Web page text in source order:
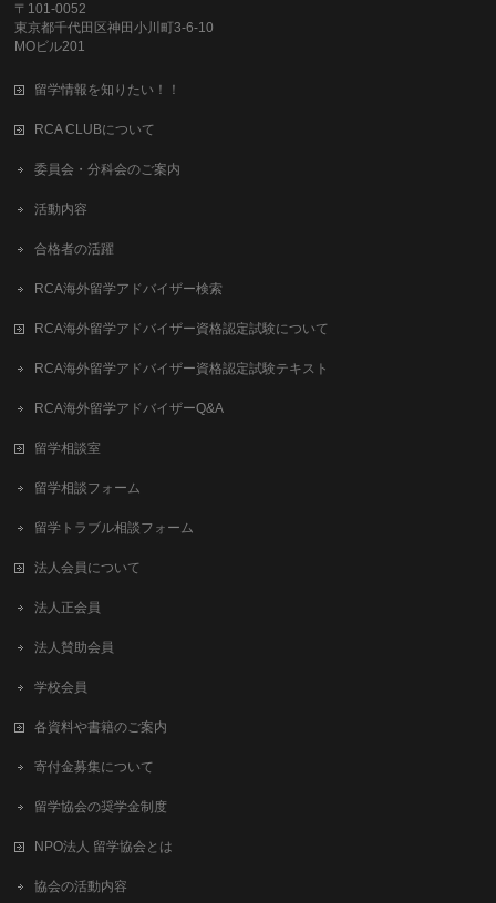
〒101-0052
東京都千代田区神田小川町3-6-10
MOビル201
留学情報を知りたい！！
RCA CLUBについて
委員会・分科会のご案内
活動内容
合格者の活躍
RCA海外留学アドバイザー検索
RCA海外留学アドバイザー資格認定試験について
RCA海外留学アドバイザー資格認定試験テキスト
RCA海外留学アドバイザーQ&A
留学相談室
留学相談フォーム
留学トラブル相談フォーム
法人会員について
法人正会員
法人賛助会員
学校会員
各資料や書籍のご案内
寄付金募集について
留学協会の奨学金制度
NPO法人 留学協会とは
協会の活動内容